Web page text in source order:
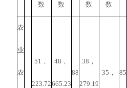
数 数 数 数
农
业
农
51，
223.72
48，
665.23
88
38，
279.19
35， 85